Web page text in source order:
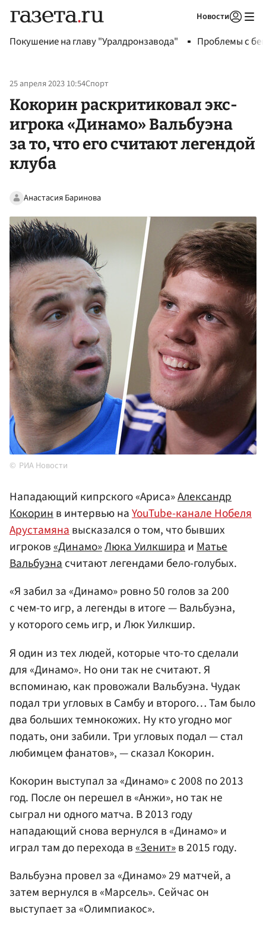
Новости
Покушение на главу "Уралдронзавода" Проблемы с
25 апреля 2023 10:54Спорт
Кокорин раскритиковал экс-
игрока «Динамо» Вальбуэна
за то, что его считают легендой
клуба
Анастасия Баринова
РИА Новости
Нападающий кипрского «Ариса»Александр
Кокоринв интервью наYouTube-канале Нобеля
Арустамянавысказался о том, что бывших
игроков«Динамо»Люка УилкшираиМатье
Вальбуэнасчитают легендами бело-голубых.
«Я забил за «Динамо» ровно 50 голов за 200
с чем-то игр, а легенды в итоге — Вальбуэна,
у которого семь игр, и Люк Уилкшир.
Я один из тех людей, которые что-то сделали
для «Динамо». Но они так не считают. Я
вспоминаю, как провожали Вальбуэна. Чудак
подал три угловых в Самбу и второго… Там было
два больших темнокожих. Ну кто угодно мог
подать, они забили. Три угловых подал — стал
любимцем фанатов», — сказал Кокорин.
Кокорин выступал за «Динамо» с 2008 по 2013
год. После он перешел в «Анжи», но так не
сыграл ни одного матча. В 2013 году
нападающий снова вернулся в «Динамо» и
играл там до перехода в«Зенит»в 2015 году.
Вальбуэна провел за «Динамо» 29 матчей, а
затем вернулся в «Марсель». Сейчас он
выступает за «Олимпиакос».